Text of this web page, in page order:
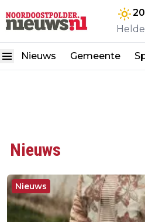
20
Nieuws Gemeente
Nieuws
Nieuws